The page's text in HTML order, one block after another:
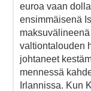
euroa vaan
ensimmäisenä
valtiontalouden
johtaneet
mennessä
Irlannissa. Kun